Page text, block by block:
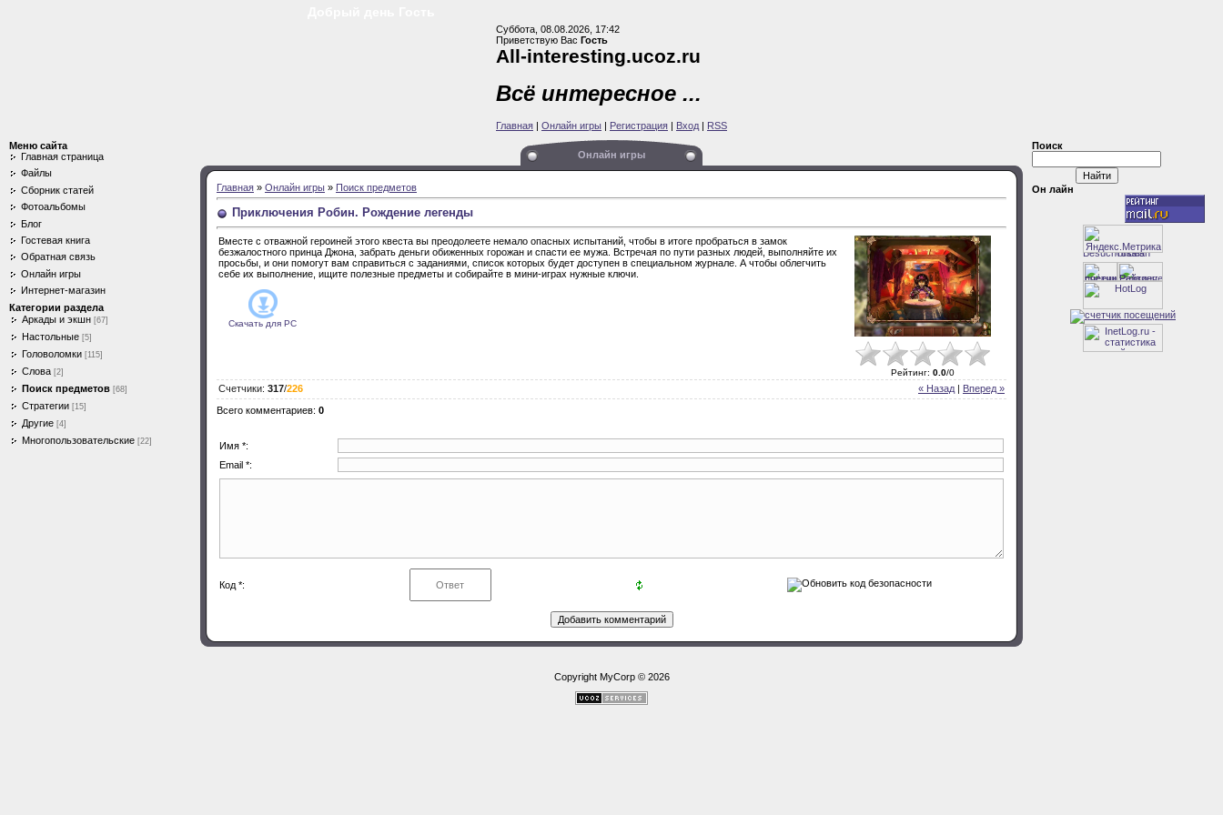
Суббота, 08.08.2026, 17:42
Приветствую Вас Гость
All-interesting.ucoz.ru
Всё интересное ...
Главная | Онлайн игры | Регистрация | Вход | RSS
Меню сайта
Главная страница
Файлы
Сборник статей
Фотоальбомы
Блог
Гостевая книга
Обратная связь
Онлайн игры
Интернет-магазин
Категории раздела
Аркады и экшн [67]
Настольные [5]
Головоломки [115]
Слова [2]
Поиск предметов [68]
Стратегии [15]
Другие [4]
Многопользовательские [22]
Онлайн игры
Главная » Онлайн игры » Поиск предметов
Приключения Робин. Рождение легенды
Вместе с отважной героиней этого квеста вы преодолеете немало опасных испытаний, чтобы в итоге пробраться в замок
безжалостного принца Джона, забрать деньги обиженных горожан и спасти ее мужа. Встречая по пути разных людей, выполняйте их
просьбы, и они помогут вам справиться с заданиями, список которых будет доступен в специальном журнале. А чтобы облегчить
себе их выполнение, ищите полезные предметы и собирайте в мини-играх нужные ключи.
Скачать для PC
Рейтинг: 0.0/0
« Назад Вперед »
Счетчики: 317/226
Всего комментариев: 0
Имя *:
Email *:
Код *:
Поиск
Он лайн
Copyright MyCorp © 2026